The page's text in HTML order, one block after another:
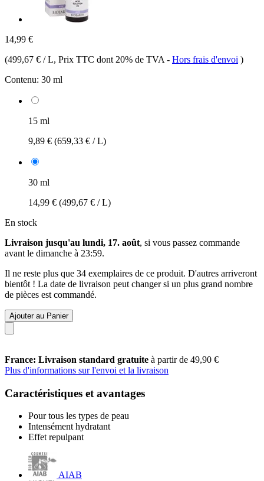
14,99 €
(499,67 € / L, Prix TTC dont 20% de TVA - Hors frais d'envoi )
Contenu: 30 ml
15 ml
9,89 € (659,33 € / L)
30 ml
14,99 € (499,67 € / L)
En stock
Livraison jusqu'au lundi, 17. août, si vous passez commande
avant le dimanche à 23:59.
Il ne reste plus que 34 exemplaires de ce produit. D'autres arriveront
bientôt ! La date de livraison peut changer si un plus grand nombre
de pièces est commandé.
Ajouter au Panier
France: Livraison standard gratuite à partir de 49,90 €
Plus d'informations sur l'envoi et la livraison
Caractéristiques et avantages
Pour tous les types de peau
Intensément hydratant
Effet repulpant
AIAB